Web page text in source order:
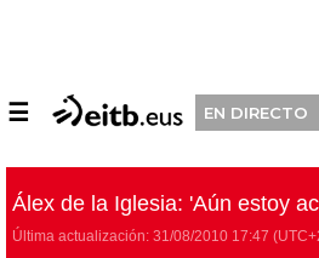
☰ EN DIRECTO
Álex de la Iglesia: 'Aún estoy
Última actualización: 31/08/2010 17:47